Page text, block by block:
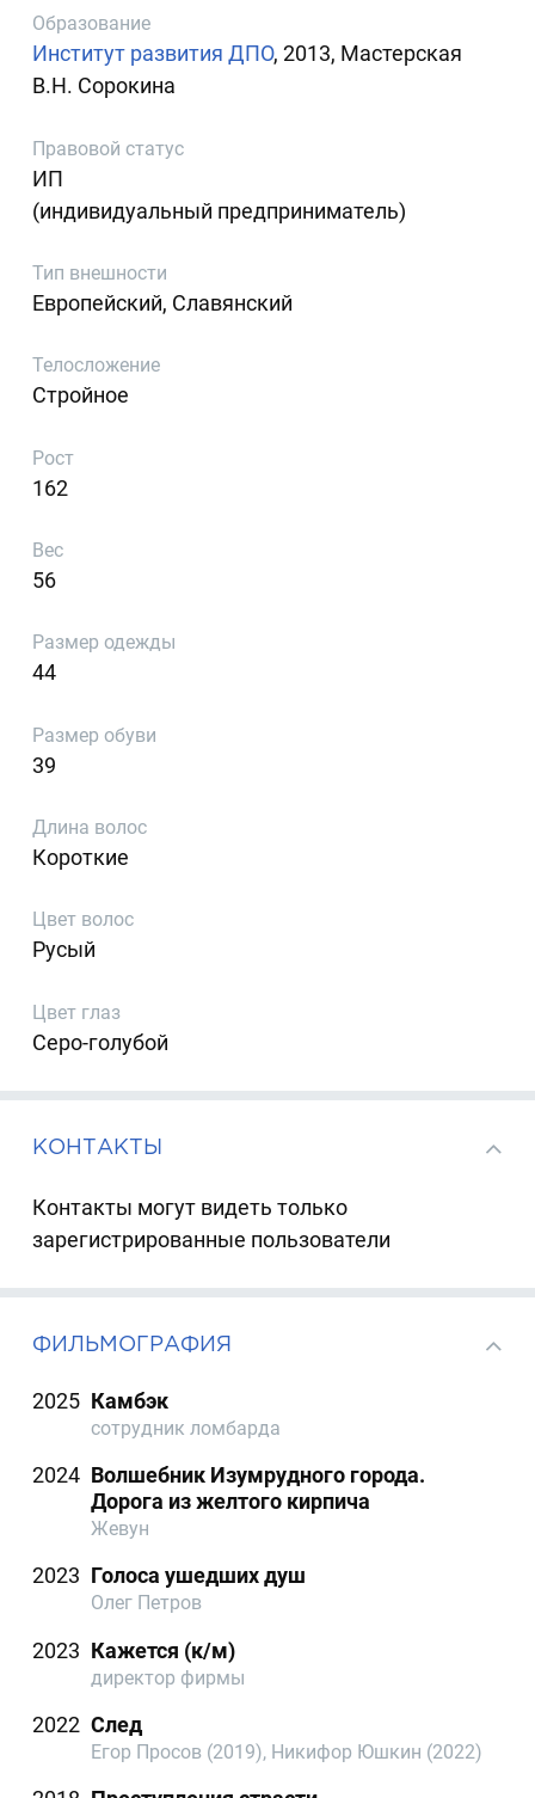
Образование
Институт развития ДПО, 2013, Мастерская
В.Н. Сорокина
Правовой статус
ИП
(индивидуальный предприниматель)
Тип внешности
Европейский, Славянский
Телосложение
Стройное
Рост
162
Вес
56
Размер одежды
44
Размер обуви
39
Длина волос
Короткие
Цвет волос
Русый
Цвет глаз
Серо-голубой
КОНТАКТЫ
Контакты могут видеть только
зарегистрированные пользователи
ФИЛЬМОГРАФИЯ
2025 Камбэк
сотрудник ломбарда
2024 Волшебник Изумрудного города.
Дорога из желтого кирпича
Жевун
2023 Голоса ушедших душ
Олег Петров
2023 Кажется (к/м)
директор фирмы
2022 След
Егор Просов (2019), Никифор Юшкин (2022)